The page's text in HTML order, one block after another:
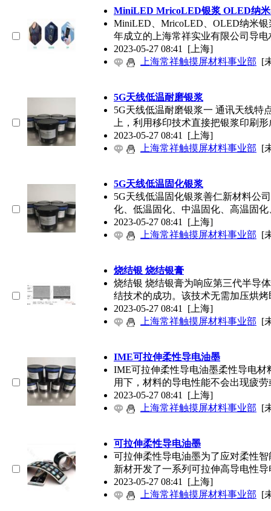
MiniLED MricoLED银浆 OLED纳
MiniLED、MricoLED、OLED纳米
年成立的上海常祥实业有限公司导电
2023-05-27 08:41 [上海]
上海常祥触摸屏材料事业部 [
5G天线低温耐磨银浆
5G天线低温耐磨银浆一 通讯天线特
上，利用移印技术直接把银浆印刷
2023-05-27 08:41 [上海]
上海常祥触摸屏材料事业部 [
5G天线低温固化银浆
5G天线低温固化银浆善仁新材料公
化、低温固化、中温固化、高温固
2023-05-27 08:41 [上海]
上海常祥触摸屏材料事业部 [
烧结银 烧结银膏
烧结银 烧结银膏为响应第三代半导
结技术的成功。该技术无需加压烘烤
2023-05-27 08:41 [上海]
上海常祥触摸屏材料事业部 [
IME可拉伸柔性导电油墨
IME可拉伸柔性导电油墨柔性导电
用下，材料的导电性能不会出现疲劳
2023-05-27 08:41 [上海]
上海常祥触摸屏材料事业部 [
可拉伸柔性导电油墨
可拉伸柔性导电油墨为了应对柔性
新材开发了一系列可拉伸高导电性导
2023-05-27 08:41 [上海]
上海常祥触摸屏材料事业部 [